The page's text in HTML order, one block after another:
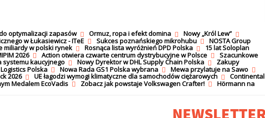
optymalizacji zapasów Ormuz, ropa i efekt domina
Nowy „Król Lew”
w Łukasiewicz - ITeE Sukces poznańskiego mikrohubu
NOSTA Group
miliardy w polski rynek Rosnąca lista wyróżnień DPD Polska
15 lat Soloplan
2026 Action otwiera czwarte centrum dystrybucyjne w Polsce
Szacunkowe
systemu kaucyjnego Nowy Dyrektor w DHL Supply Chain Polska
Zakupy
Polska Nowa Rada GS1 Polska wybrana
Mewa przylatuje na Sawo
2026 UE łagodzi wymogi klimatyczne dla samochodów ciężarowych
Continental
Medalem EcoVadis Zobacz jak powstaje Volkswagen Crafter!
Hörmann na